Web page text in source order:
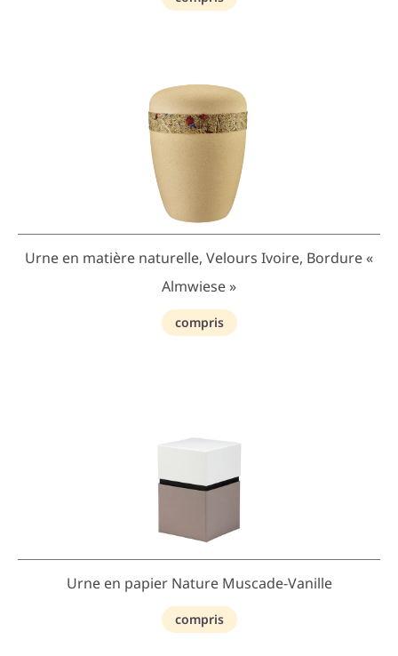
Urne en matière naturelle, Velours Ivoire, Bordure «
Almwiese »
compris
Urne en papier Nature Muscade-Vanille
compris